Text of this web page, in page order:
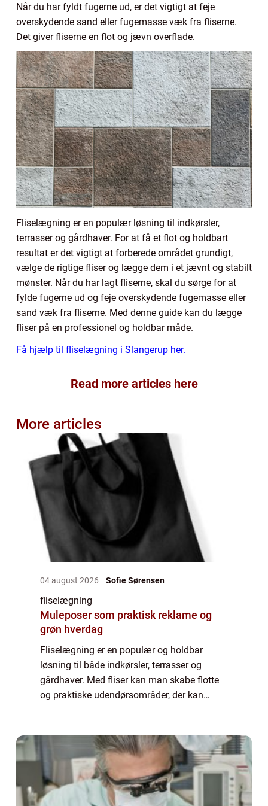
Når du har fyldt fugerne ud, er det vigtigt at feje
overskydende sand eller fugemasse væk fra fliserne.
Det giver fliserne en flot og jævn overflade.
Fliselægning er en populær løsning til indkørsler,
terrasser og gårdhaver. For at få et flot og holdbart
resultat er det vigtigt at forberede området grundigt,
vælge de rigtige fliser og lægge dem i et jævnt og stabilt
mønster. Når du har lagt fliserne, skal du sørge for at
fylde fugerne ud og feje overskydende fugemasse eller
sand væk fra fliserne. Med denne guide kan du lægge
fliser på en professionel og holdbar måde.
Få hjælp til fliselægning i Slangerup her.
Read more articles here
More articles
04 august 2026 Sofie Sørensen
fliselægning
Muleposer som praktisk reklame og
grøn hverdag
Fliselægning er en populær og holdbar
løsning til både indkørsler, terrasser og
gårdhaver. Med fliser kan man skabe flotte
og praktiske udendørsområder, der kan